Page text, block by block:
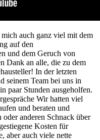
auch ganz viel mit dem
auf den
und dem Geruch von
Dank an alle, die zu dem
In der letzten
seinem Team bei uns in
paar Stunden ausgeholfen.
Wir hatten viel
und beraten und
anderen Schnack über
Kosten für
aber auch viele nette